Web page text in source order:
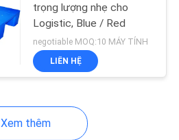
trọng lượng nhẹ cho
Logistic, Blue / Red
negotiable MOQ:10 MÁY TÍNH
LIÊN HỆ
Xem thêm